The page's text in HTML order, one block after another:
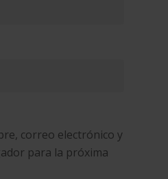
correo electrónico y
para la próxima